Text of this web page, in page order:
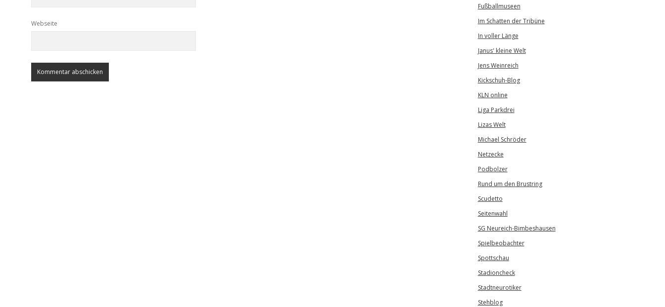
Webseite
Fußballmuseen
Im Schatten der Tribüne
In voller Länge
Janus' kleine Welt
Jens Weinreich
Kickschuh-Blog
KLN online
Liga Parkdrei
Lizas Welt
Michael Schröder
Netzecke
Podbolzer
Rund um den Brustring
Scudetto
Seitenwahl
SG Neureich-Bimbeshausen
Spielbeobachter
Spottschau
Stadioncheck
Stadtneurotiker
Stehblog